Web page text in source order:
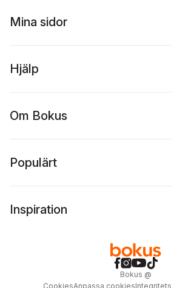
Mina sidor
Hjälp
Om Bokus
Populärt
Inspiration
Bokus @
CookiesAnpassa cookies